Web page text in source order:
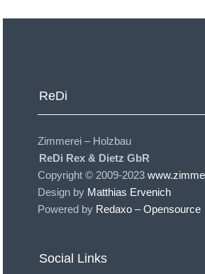
ReDi
Zimmerei – Holzbau
ReDi Rex & Dietz GbR
Copyright © 2009-2023
Design by Matthias Ervenich
Powered by Redaxo – Opensource
Social Links